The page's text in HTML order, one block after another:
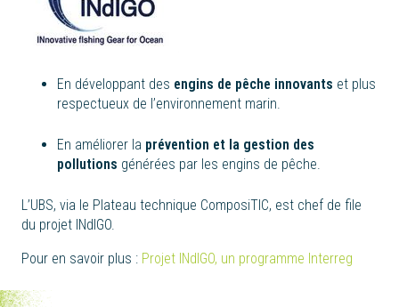
En développant des engins de pêche innovants et plus
respectueux de l’environnement marin.
En améliorer la prévention et la gestion des
pollutions générées par les engins de pêche.
L’UBS, via le Plateau technique ComposiTIC, est chef de file
du projet INdIGO.
Pour en savoir plus : Projet INdIGO, un programme Interreg